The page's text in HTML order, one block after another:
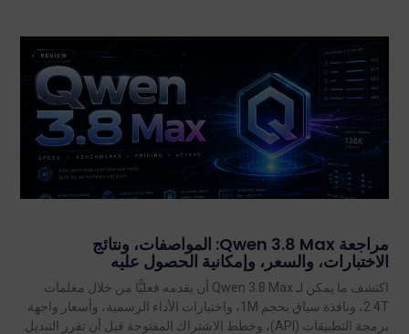
مراجعة Qwen 3.8 Max: المواصفات، ونتائج
الاختبارات، والسعر، وإمكانية الحصول عليه
اكتشف ما يمكن لـ Qwen 3.8 Max أن يقدمه فعليًّا من خلال معلمات
2.4T، ونافذة سياق بحجم 1M، واختبارات الأداء الرسمية، وأسعار واجهة
برمجة التطبيقات (API)، وخطط الاشتراك المفتوحة قبل أن تقرر التبديل.